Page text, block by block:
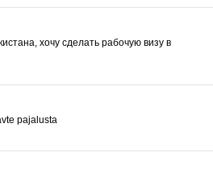
хочу сделать рабочую визу в
pajalusta